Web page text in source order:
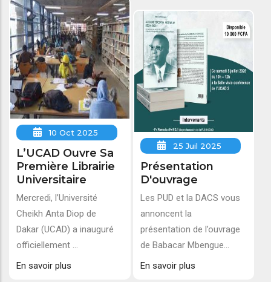
10 Oct 2025
L’UCAD Ouvre Sa
Première Librairie
Universitaire
Mercredi, l’Université
Cheikh Anta Diop de
Dakar (UCAD) a inauguré
officiellement ...
En savoir plus
25 Juil 2025
Présentation
D'ouvrage
Les PUD et la DACS vous
annoncent la
présentation de l’ouvrage
de Babacar Mbengue...
En savoir plus